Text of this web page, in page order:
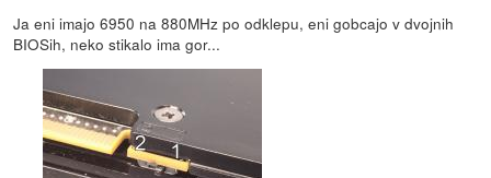
Ja eni imajo 6950 na 880MHz po odklepu, eni gobcajo v dvojnih
BIOSih, neko stikalo ima gor...